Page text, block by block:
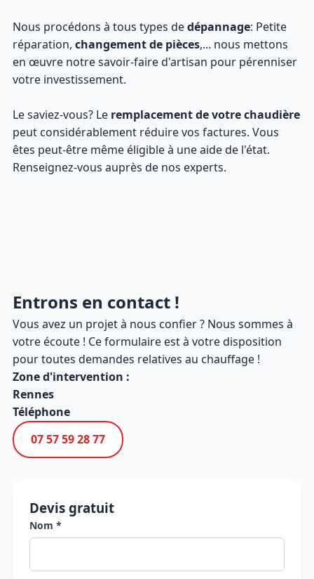
Nous procédons à tous types dedépannage: Petite
réparation, changement de pièces,... nous mettons
en œuvre notre savoir-faire d'artisan pour pérenniser
votre investissement.
Le saviez-vous? Le remplacement de votre chaudière
peut considérablement réduire vos factures. Vous
êtes peut-être même éligible à une aide de l'état.
Renseignez-vous auprès de nos experts.
Entrons en contact !
Vous avez un projet à nous confier ? Nous sommes à
votre écoute ! Ce formulaire est à votre disposition
pour toutes demandes relatives au chauffage !
Zone d'intervention :
Rennes
Téléphone
07 57 59 28 77
Devis gratuit
Nom *